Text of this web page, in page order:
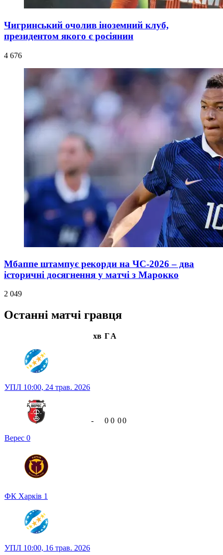
Чигринський очолив іноземний клуб,
президентом якого є росіянин
4 676
Мбаппе штампує рекорди на ЧС-2026 – два
історичні досягнення у матчі з Марокко
2 049
Останні матчі гравця
хв ГА
УПЛ 10:00, 24 трав. 2026
Верес 0
ФК Харків 1
- 0 0 00
УПЛ 10:00, 16 трав. 2026